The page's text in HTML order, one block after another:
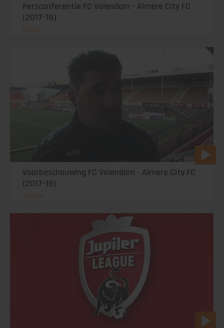
Persconferentie FC Volendam - Almere City FC
(2017-18)
01 dec
Voorbeschouwing FC Volendam - Almere City FC
(2017-18)
30 nov